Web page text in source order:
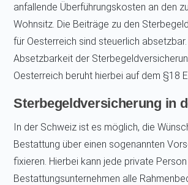
anfallende Überführungskosten an den
Wohnsitz. Die Beiträge zu den
für Oesterreich sind steuerlich
Absetzbarkeit der
Oesterreich beruht hierbei auf dem §18
Sterbegeldversicherung in
In der Schweiz ist es möglich, die
Bestattung über einen sogenannten
fixieren. Hierbei kann jede private
Bestattungsunternehmen alle